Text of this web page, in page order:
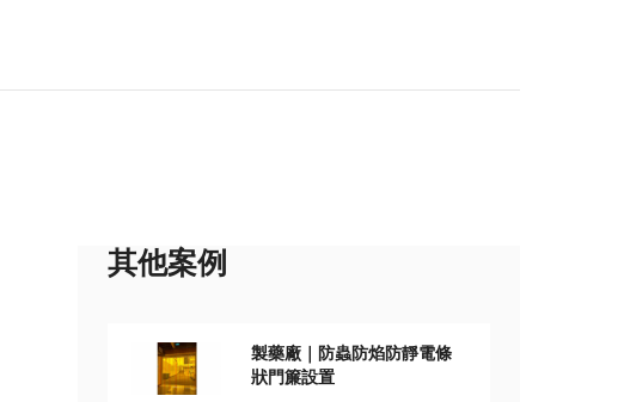
其他案例
製藥廠｜防蟲防焰防靜電條
狀門簾設置